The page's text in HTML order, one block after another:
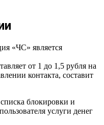
«ЧС» является
от 1 до 1,5 рубля на
контакта, составит
блокировки и
услуги денег